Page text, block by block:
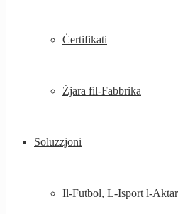
Ċertifikati
Żjara fil-Fabbrika
Soluzzjoni
Il-Futbol, ​​L-Isport l-